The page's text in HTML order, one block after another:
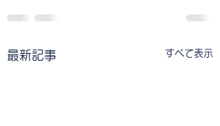
最新記事 すべて表示